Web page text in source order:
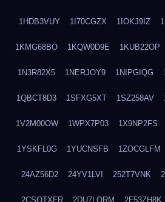
1HDB3VUY 1I70CGZX 1IOKJ9IZ
1KMG68BO 1KQW0D9E 1KUB22OP
1N3R82X5 1NERJOY9 1NIPGIQG
1QBCT8D3 1SFXG5XT 1SZ258AV
1V2M00OW 1WPX7P03 1X9NP2FS
1YSKFL0G 1YUCNSFB 1ZOCGLFM
24AZ56D2 24YV1LVI 252T7VNK
2CSOTXFR 2DU7LORM 2F53ZH8K